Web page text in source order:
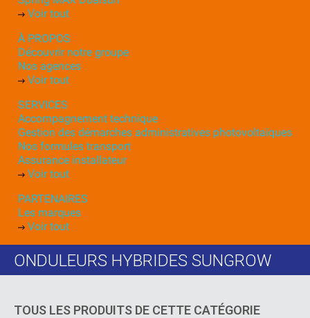
Voir tout
À PROPOS
Découvrir notre groupe
Nos agences
Voir tout
SERVICES
Accompagnement technique
Gestion des démarches administratives photovoltaïques
Nos formules transport
Assurance installateur
Voir tout
PARTENAIRES
Les marques
Voir tout
ONDULEURS HYBRIDES SUNGROW
TOUS LES PRODUITS DE CETTE CATÉGORIE